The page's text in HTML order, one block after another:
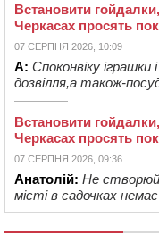
Встановити
Черкасах просять
07 СЕРПНЯ 2026, 10:09
А: Споконвіку
дозвілля,а також-
Встановити
Черкасах просять
07 СЕРПНЯ 2026, 09:36
Анатолій: Не
місті в садочках немає